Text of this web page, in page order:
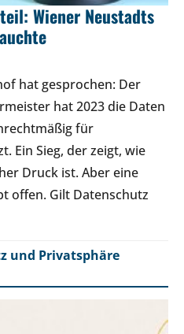
Wiener Neustadts
hat gesprochen: Der
hat 2023 die Daten
für
Ein Sieg, der zeigt, wie
Druck ist. Aber eine
offen. Gilt Datenschutz
und Privatsphäre